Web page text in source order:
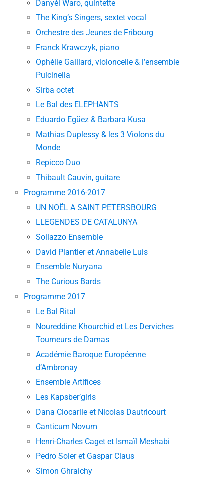
Danyèl Waro, quintette
The King’s Singers, sextet vocal
Orchestre des Jeunes de Fribourg
Franck Krawczyk, piano
Ophélie Gaillard, violoncelle & l’ensemble
Pulcinella
Sirba octet
Le Bal des ELEPHANTS
Eduardo Egüez & Barbara Kusa
Mathias Duplessy & les 3 Violons du
Monde
Repicco Duo
Thibault Cauvin, guitare
Programme 2016-2017
UN NOËL A SAINT PETERSBOURG
LLEGENDES DE CATALUNYA
Sollazzo Ensemble
David Plantier et Annabelle Luis
Ensemble Nuryana
The Curious Bards
Programme 2017
Le Bal Rital
Noureddine Khourchid et Les Derviches
Tourneurs de Damas
Académie Baroque Européenne
d’Ambronay
Ensemble Artifices
Les Kapsber’girls
Dana Ciocarlie et Nicolas Dautricourt
Canticum Novum
Henri-Charles Caget et Ismaïl Meshabi
Pedro Soler et Gaspar Claus
Simon Ghraichy